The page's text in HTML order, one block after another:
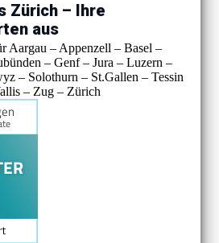
Zürich – Ihre
aus
Aargau – Appenzell – Basel –
– Genf – Jura – Luzern –
– Solothurn – St.Gallen – Tessin
– Zug – Zürich